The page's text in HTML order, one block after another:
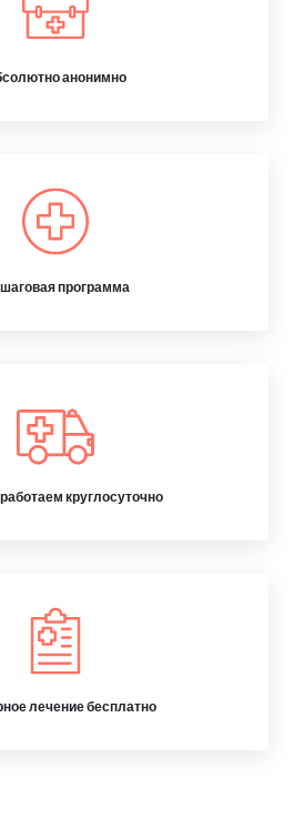
анонимно
программа
круглосуточно
лечение бесплатно